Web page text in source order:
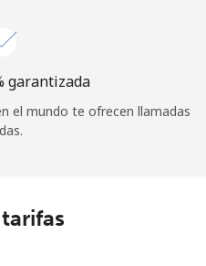
garantizada
el mundo te ofrecen llamadas